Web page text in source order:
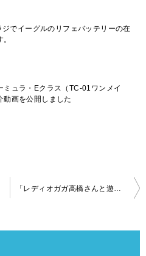
でイーグルのリフェバッテリーの在
ミュラ・Eクラス（TC-01ワンメイ
動画を公開しました
「レディオガガ高橋さんと遊ぼう！」イベントに参加しちゃった（速報版）